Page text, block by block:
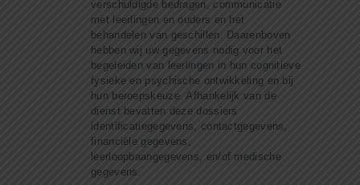
verschuldigde bedragen, communicatie
met leerlingen en ouders en het
behandelen van geschillen. Daarenboven
hebben wij uw gegevens nodig voor het
begeleiden van leerlingen in hun cognitieve
fysieke en psychische ontwikkeling en bij
hun beroepskeuze. Afhankelijk van de
dienst bevatten deze dossiers
identificatiegegevens, contactgegevens,
financiële gegevens,
leerloopbaangegevens, en/of medische
gegevens.